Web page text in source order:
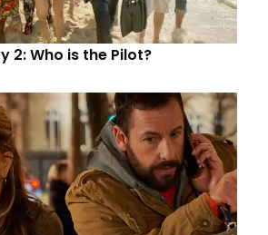
2: Who is the Pilot?